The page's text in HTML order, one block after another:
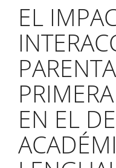
EL
EN EL